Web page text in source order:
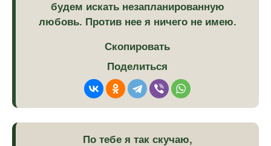
будем искать незапланированную
любовь. Против нее я ничего не имею.
Скопировать
Поделиться
По тебе я так скучаю,